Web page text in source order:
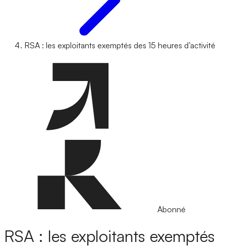
RSA : les exploitants exemptés des 15 heures d’activité
Abonné
RSA : les exploitants exemptés